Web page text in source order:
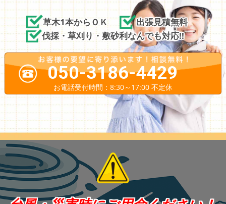
草木1本からＯＫ
出張見積無料
伐採・草刈り・敷砂利なんでも対応!!
050-3186-4429
お電話受付時間：8:30～17:00 不定休